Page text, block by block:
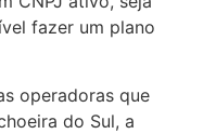
fazer um plano
operadoras que
do Sul, a